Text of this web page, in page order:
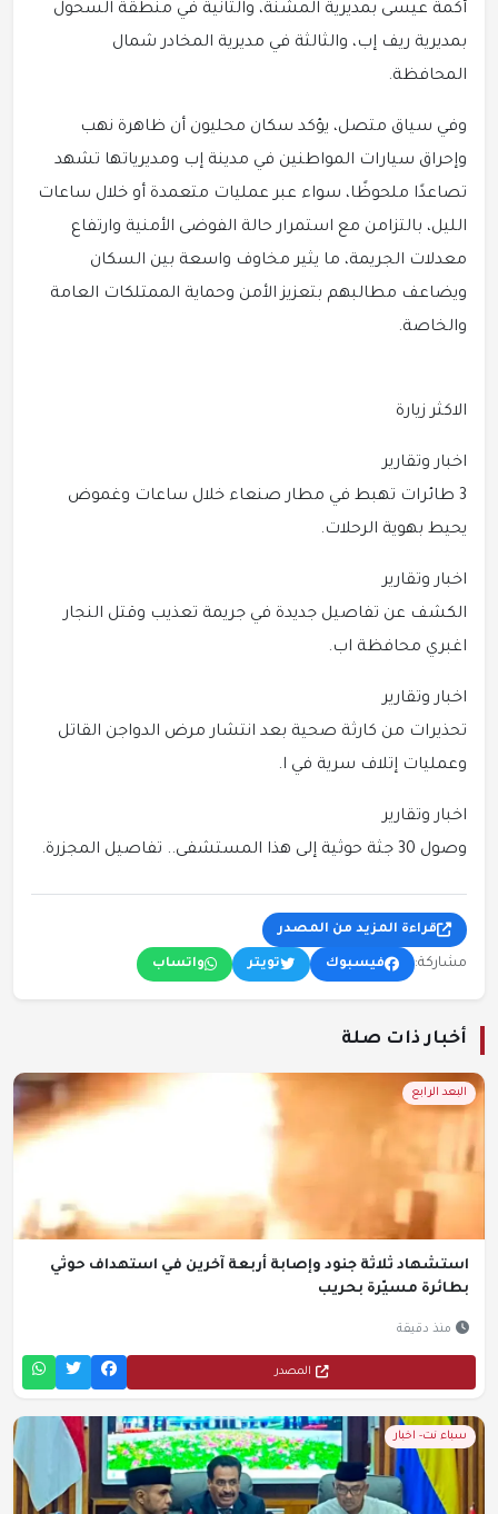
أكمة عيسى بمديرية المشنة، والثانية في منطقة السحول
بمديرية ريف إب، والثالثة في مديرية المخادر شمال
المحافظة.
وفي سياق متصل، يؤكد سكان محليون أن ظاهرة نهب
وإحراق سيارات المواطنين في مدينة إب ومديرياتها تشهد
تصاعدًا ملحوظًا، سواء عبر عمليات متعمدة أو خلال ساعات
الليل، بالتزامن مع استمرار حالة الفوضى الأمنية وارتفاع
معدلات الجريمة، ما يثير مخاوف واسعة بين السكان
ويضاعف مطالبهم بتعزيز الأمن وحماية الممتلكات العامة
والخاصة.
الاكثر زيارة
اخبار وتقارير
3 طائرات تهبط في مطار صنعاء خلال ساعات وغموض
يحيط بهوية الرحلات.
اخبار وتقارير
الكشف عن تفاصيل جديدة في جريمة تعذيب وقتل النجار
اغبري محافظة اب.
اخبار وتقارير
تحذيرات من كارثة صحية بعد انتشار مرض الدواجن القاتل
وعمليات إتلاف سرية في ا.
اخبار وتقارير
وصول 30 جثة حوثية إلى هذا المستشفى.. تفاصيل المجزرة.
قراءة المزيد من المصدر
مشاركة: فيسبوك تويتر واتساب
أخبار ذات صلة
البعد الرابع
استشهاد ثلاثة جنود وإصابة أربعة آخرين في استهداف حوثي
بطائرة مسيّرة بحريب
منذ دقيقة
المصدر
سباء نت- اخبار